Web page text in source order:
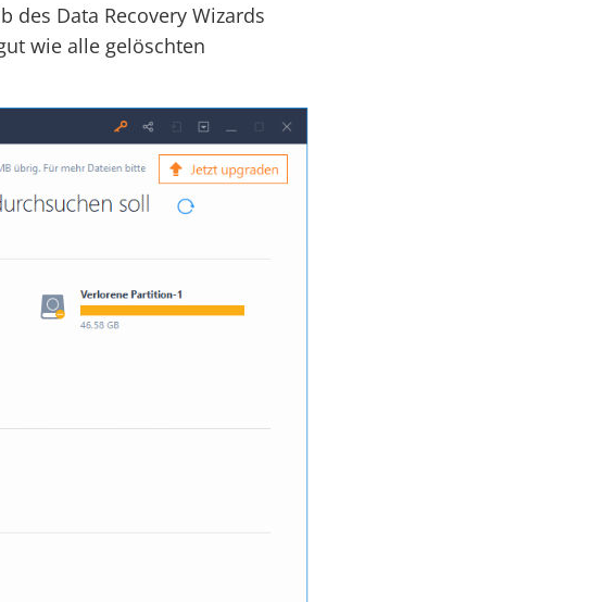
des Data Recovery Wizards
wie alle gelöschten